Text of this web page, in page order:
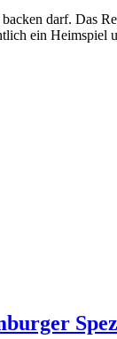
darf. Das
ein